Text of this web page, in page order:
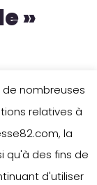
»
nombreuses
relatives à
la
qu'à des fins de
d'utiliser